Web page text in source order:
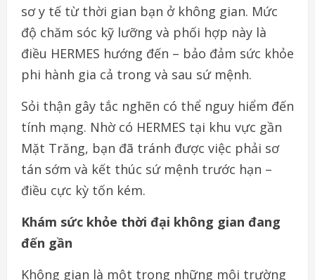
sơ y tế từ thời gian bạn ở không gian. Mức
độ chăm sóc kỹ lưỡng và phối hợp này là
điều HERMES hướng đến – bảo đảm sức khỏe
phi hành gia cả trong và sau sứ mệnh.
Sỏi thận gây tắc nghẽn có thể nguy hiểm đến
tính mạng. Nhờ có HERMES tại khu vực gần
Mặt Trăng, bạn đã tránh được việc phải sơ
tán sớm và kết thúc sứ mệnh trước hạn –
điều cực kỳ tốn kém.
Khám sức khỏe thời đại không gian đang
đến gần
Không gian là một trong những môi trường